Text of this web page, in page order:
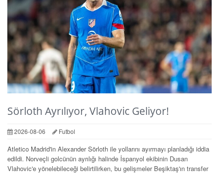
Sörloth Ayrılıyor, Vlahovic Geliyor!
2026-08-06 Futbol
Atletico Madrid'in Alexander Sörloth ile yollarını ayırmayı planladığı iddia
edildi. Norveçli golcünün ayrılığı halinde İspanyol ekibinin Dusan
Vlahovic'e yönelebileceği belirtilirken, bu gelişmeler Beşiktaş'ın transfer